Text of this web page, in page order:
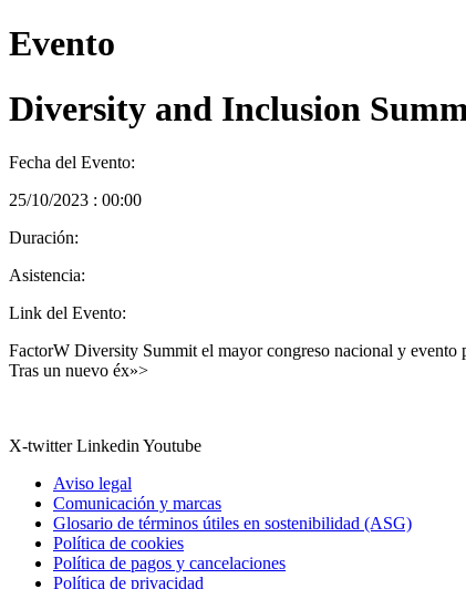
Evento
Diversity and Inclusion
Fecha del Evento:
25/10/2023 : 00:00
Duración:
Asistencia:
Link del Evento:
FactorW Diversity Summit el mayor congreso nacional y
Tras un nuevo éx»>
X-twitter Linkedin Youtube
Aviso legal
Comunicación y marcas
Glosario de términos útiles en sostenibilidad (ASG)
Política de cookies
Política de pagos y cancelaciones
Política de privacidad